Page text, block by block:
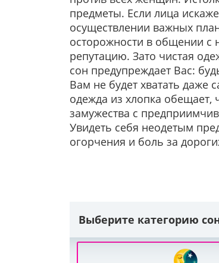
предметы. Если лица
осуществлении важных
осторожности в общении с
репутацию. Зато чистая
сон предупреждает Вас:
Вам не будет хватать даже
одежда из хлопка обещает,
замужества с
Увидеть себя неодетым
огорчения и боль за
Выберите категорию